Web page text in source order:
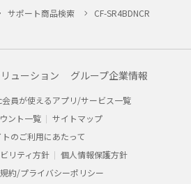
サポート商品検索
CF-SR4BDNCR
ューション グループ企業情報
会員が使えるアプリ/サービス一覧
ント一覧
サイトマップ
のご利用にあたって
リティ方針
個人情報保護方針
約/プライバシーポリシー